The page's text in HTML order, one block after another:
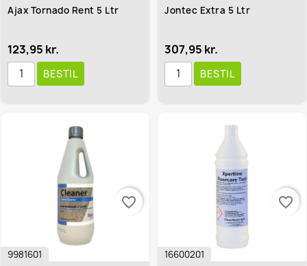
Ajax Tornado Rent 5 Ltr
123,95 kr.
BESTIL
Jontec Extra 5 Ltr
307,95 kr.
BESTIL
9981601
favorite_border
16600201
favorite_border